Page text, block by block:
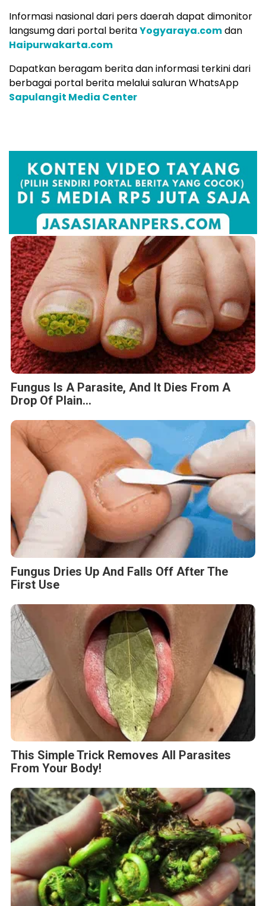
Informasi nasional dari pers daerah dapat dimonitor
langsumg dari portal beritaYogyaraya.comdan
Haipurwakarta.com
Dapatkan beragam berita dan informasi terkini dari
berbagai portal berita melalui saluran WhatsApp
Sapulangit Media Center
Fungus Is A Parasite, And It Dies From A
Drop Of Plain...
Fungus Dries Up And Falls Off After The
First Use
This Simple Trick Removes All Parasites
From Your Body!